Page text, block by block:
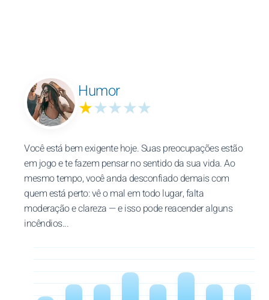
Humor
★★★★★
Você está bem exigente hoje. Suas preocupações estão
em jogo e te fazem pensar no sentido da sua vida. Ao
mesmo tempo, você anda desconfiado demais com
quem está perto: vê o mal em todo lugar, falta
moderação e clareza — e isso pode reacender alguns
incêndios...